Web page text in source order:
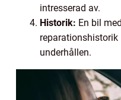
intresserad av.
Historik: En bil
reparationshistorik
underhållen.